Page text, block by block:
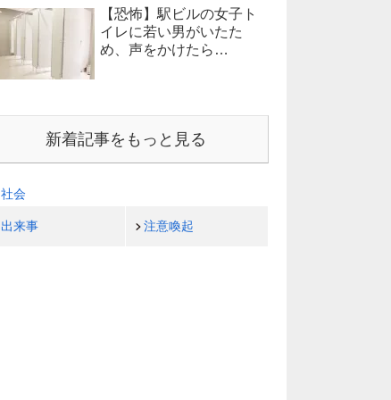
【恐怖】駅ビルの女子ト
イレに若い男がいたた
め、声をかけたら…
新着記事をもっと見る
社会
出来事 注意喚起